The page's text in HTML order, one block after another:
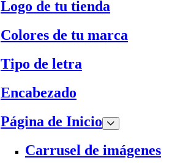
Logo de tu tienda
Colores de tu marca
Tipo de letra
Encabezado
Página de Inicio
Carrusel de imágenes